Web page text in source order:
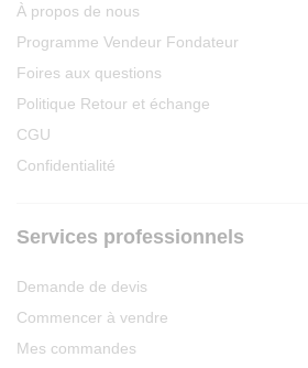
À propos de nous
Programme Vendeur Fondateur
Foires aux questions
Politique Retour et échange
CGU
Confidentialité
Services professionnels
Demande de devis
Commencer à vendre
Mes commandes